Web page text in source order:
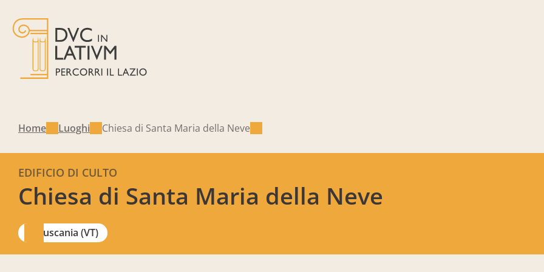
Home Luoghi Chiesa di Santa Maria della Neve
Chiesa di Santa Maria della Neve
EDIFICIO DI CULTO
Tuscania (VT)